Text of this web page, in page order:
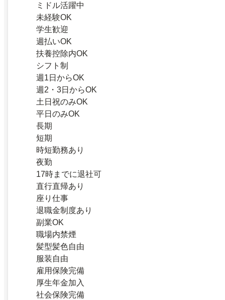
ミドル活躍中
未経験OK
学生歓迎
週払いOK
扶養控除内OK
シフト制
週1日からOK
週2・3日からOK
土日祝のみOK
平日のみOK
長期
短期
時短勤務あり
夜勤
17時までに退社可
直行直帰あり
座り仕事
退職金制度あり
副業OK
職場内禁煙
髪型髪色自由
服装自由
雇用保険完備
厚生年金加入
社会保険完備